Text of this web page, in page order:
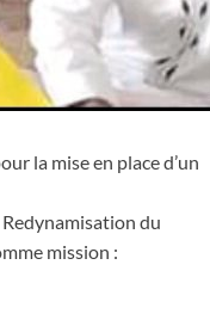
la mise en place d’un
du
mission :